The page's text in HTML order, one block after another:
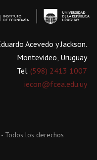
Acevedo y Jackson.
Montevideo, Uruguay
Tel. (598) 2413 1007
iecon@fcea.edu.uy
Todos los derechos